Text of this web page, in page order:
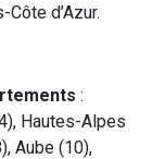
d’Azur.
:
Hautes-Alpes
Aube (10),